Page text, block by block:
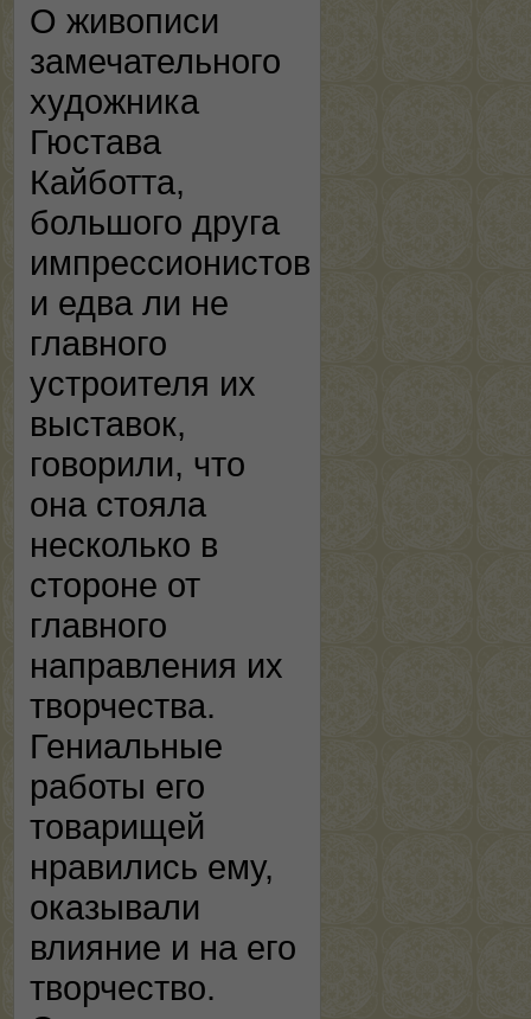
О живописи
замечательного
художника
Гюстава
Кайботта,
большого друга
импрессионистов
и едва ли не
главного
устроителя их
выставок,
говорили, что
она стояла
несколько в
стороне от
главного
направления их
творчества.
Гениальные
работы его
товарищей
нравились ему,
оказывали
влияние и на его
творчество.